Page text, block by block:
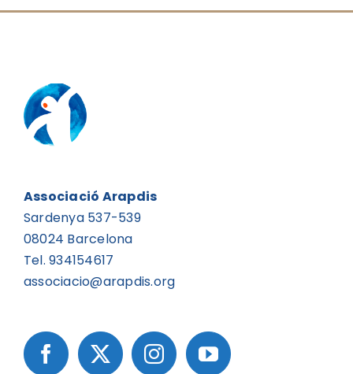
Associació Arapdis
Sardenya 537-539
08024 Barcelona
Tel. 934154617
associacio@arapdis.org